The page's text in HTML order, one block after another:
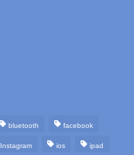
bluetooth facebook
Instagram ios ipad